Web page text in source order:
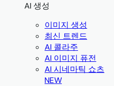
AI 생성
이미지 생성
최신 트렌드
AI 콜라주
AI 이미지 퓨전
AI 시네마틱 쇼츠
NEW